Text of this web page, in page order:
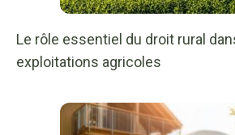
Le rôle essentiel du droit rural
exploitations agricoles